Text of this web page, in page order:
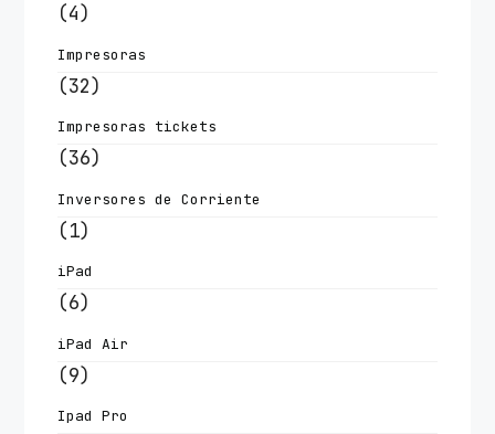
(4)
Impresoras
(32)
Impresoras tickets
(36)
Inversores de Corriente
(1)
iPad
(6)
iPad Air
(9)
Ipad Pro